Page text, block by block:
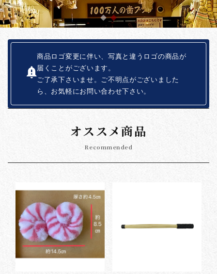
商品ロゴ変更に伴い、写真と違うロゴの商品が
届くことがございます。
ご了承下さいませ。ご不明点がございました
ら、お気軽にお問い合わせ下さい。
オススメ商品
Recommended